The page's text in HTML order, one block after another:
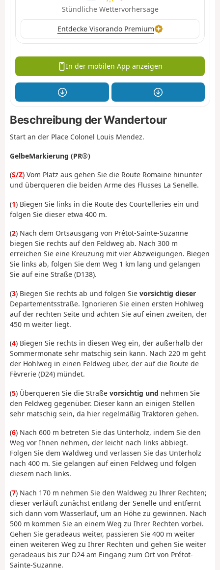
Stündliche Wettervorhersage
Entdecke Visorando Premium
In der mobilen App anzeigen
Beschreibung der Wandertour
Start an der Place Colonel Louis Mendez.
GelbeMarkierung (PR®)
(S/Z) Vom Platz aus gehen Sie die Route Romaine hinunter
und überqueren die beiden Arme des Flusses La Senelle.
(1) Biegen Sie links in die Route des Courtelleries ein und
folgen Sie dieser etwa 400 m.
(2) Nach dem Ortsausgang von Prétot-Sainte-Suzanne
biegen Sie rechts auf den Feldweg ab. Nach 300 m
erreichen Sie eine Kreuzung mit vier Abzweigungen. Biegen
Sie links ab, folgen Sie dem Weg 1 km lang und gelangen
Sie auf eine Straße (D138).
(3) Biegen Sie rechts ab und folgen Sie vorsichtig dieser
Departementsstraße. Ignorieren Sie einen ersten Hohlweg
auf der rechten Seite und achten Sie auf einen zweiten, der
450 m weiter liegt.
(4) Biegen Sie rechts in diesen Weg ein, der außerhalb der
Sommermonate sehr matschig sein kann. Nach 220 m geht
der Hohlweg in einen Feldweg über, der auf die Route de
Fèvrerie (D24) mündet.
(5) Überqueren Sie die Straße vorsichtig und nehmen Sie
den Feldweg gegenüber. Dieser kann an einigen Stellen
sehr matschig sein, da hier regelmäßig Traktoren gehen.
(6) Nach 600 m betreten Sie das Unterholz, indem Sie den
Weg vor Ihnen nehmen, der leicht nach links abbiegt.
Folgen Sie dem Waldweg und verlassen Sie das Unterholz
nach 400 m. Sie gelangen auf einen Feldweg und folgen
diesem nach links.
(7) Nach 170 m nehmen Sie den Waldweg zu Ihrer Rechten;
dieser verläuft zunächst entlang der Senelle und entfernt
sich dann vom Wasserlauf, um an Höhe zu gewinnen. Nach
500 m kommen Sie an einem Weg zu Ihrer Rechten vorbei.
Gehen Sie geradeaus weiter, passieren Sie 400 m weiter
einen weiteren Weg zu Ihrer Rechten und gehen Sie weiter
geradeaus bis zur D24 am Eingang zum Ort von Prétot-
Sainte-Suzanne.